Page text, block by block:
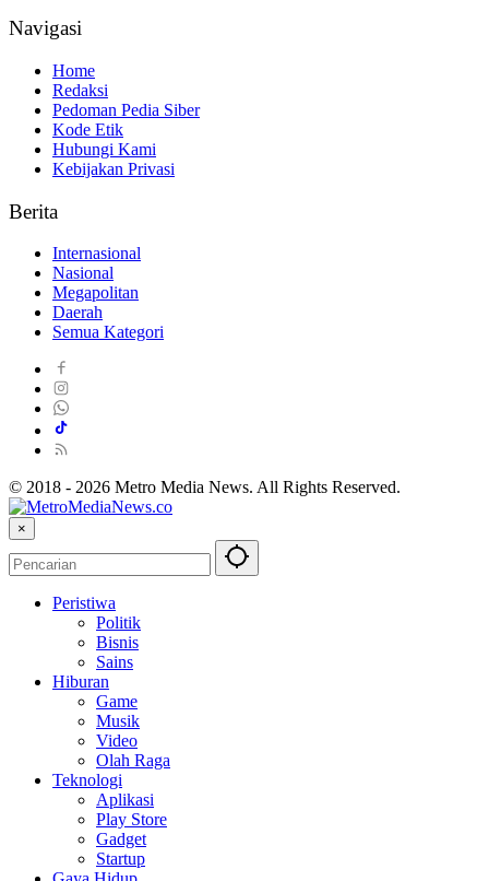
Navigasi
Home
Redaksi
Pedoman Pedia Siber
Kode Etik
Hubungi Kami
Kebijakan Privasi
Berita
Internasional
Nasional
Megapolitan
Daerah
Semua Kategori
© 2018 - 2026 Metro Media News. All Rights Reserved.
×
Peristiwa
Politik
Bisnis
Sains
Hiburan
Game
Musik
Video
Olah Raga
Teknologi
Aplikasi
Play Store
Gadget
Startup